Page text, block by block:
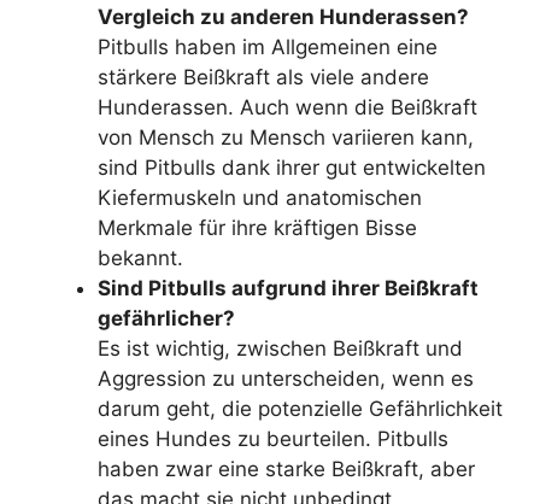
Vergleich zu anderen Hunderassen?
Pitbulls haben im Allgemeinen eine
stärkere Beißkraft als viele andere
Hunderassen. Auch wenn die Beißkraft
von Mensch zu Mensch variieren kann,
sind Pitbulls dank ihrer gut entwickelten
Kiefermuskeln und anatomischen
Merkmale für ihre kräftigen Bisse
bekannt.
Sind Pitbulls aufgrund ihrer Beißkraft
gefährlicher?
Es ist wichtig, zwischen Beißkraft und
Aggression zu unterscheiden, wenn es
darum geht, die potenzielle Gefährlichkeit
eines Hundes zu beurteilen. Pitbulls
haben zwar eine starke Beißkraft, aber
das macht sie nicht unbedingt